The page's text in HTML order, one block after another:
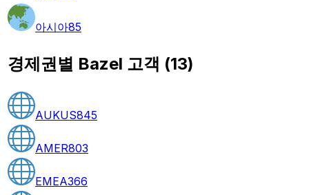
아시아85
경제권별 Bazel 고객 (13)
AUKUS845
AMER803
EMEA366